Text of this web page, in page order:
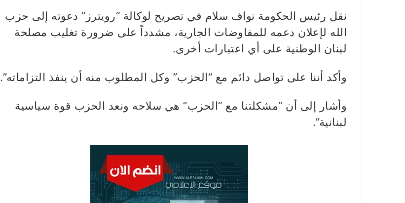
نقل رئيس الحكومة نواف سلام في تصريح لوكالة “رويترز” دعوته إلى حزب
الله لإعلان دعمه للمفاوضات الجارية، مشدداً على ضرورة تغليب مصلحة
لبنان الوطنية على أي اعتبارات أخرى.
وأكد أننا على تواصل دائم مع “الحزب” وكل المطلوب منه أن ينفذ التزاماته”.
وأشار إلى أن “مشكلتنا مع “الحزب” هي سلاحه ونعد الحزب قوة سياسية
لبنانية”.